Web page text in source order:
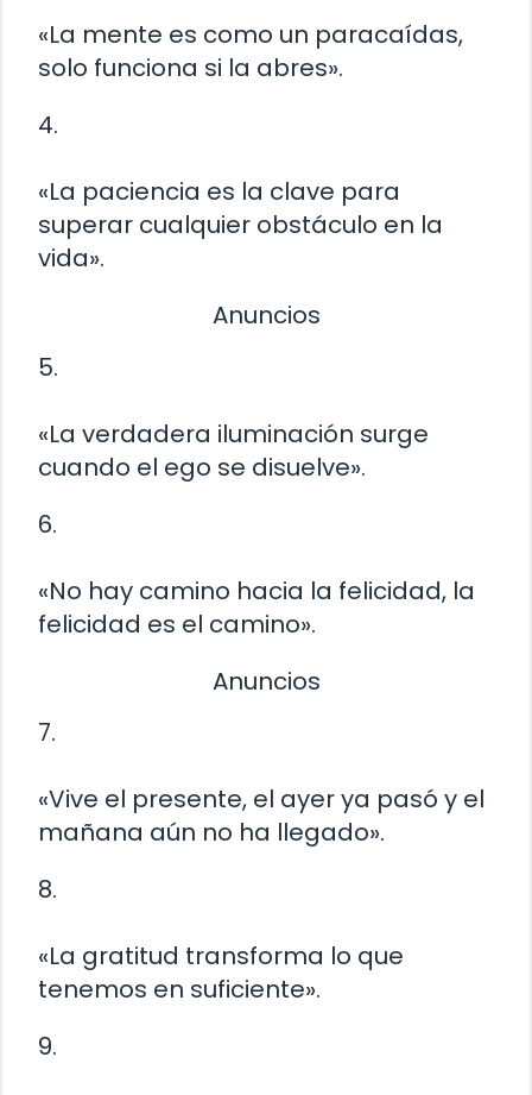
«La mente es como un paracaídas,
solo funciona si la abres».
4.
«La paciencia es la clave para
superar cualquier obstáculo en la
vida».
Anuncios
5.
«La verdadera iluminación surge
cuando el ego se disuelve».
6.
«No hay camino hacia la felicidad, la
felicidad es el camino».
Anuncios
7.
«Vive el presente, el ayer ya pasó y el
mañana aún no ha llegado».
8.
«La gratitud transforma lo que
tenemos en suficiente».
9.